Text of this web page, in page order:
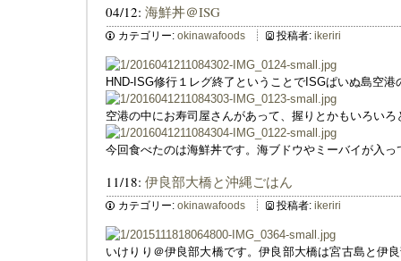
04/12: 海鮮丼＠ISG
カテゴリー: okinawafoods 投稿者: ikeriri
HND-ISG修行１レグ終了ということでISGぱいぬ島空
空港の中にお寿司屋さんがあって、握りとかもいろいろ
今回食べたのは海鮮丼です。海ブドウやミーバイが入
11/18: 伊良部大橋と沖縄ごはん
カテゴリー: okinawafoods 投稿者: ikeriri
いけりり＠伊良部大橋です。伊良部大橋は宮古島と伊